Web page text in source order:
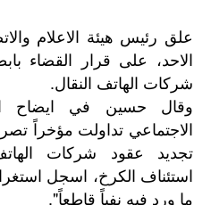
علق رئيس هيئة الاعلام
الاحد، على قرار القضاء
شركات الهاتف النقال.
وقال حسين في ايضاح
الاجتماعي تداولت مؤخراً
تجديد عقود شركات
استئناف الكرخ، اسجل
ما ورد فيه نفياً قاطعاً".